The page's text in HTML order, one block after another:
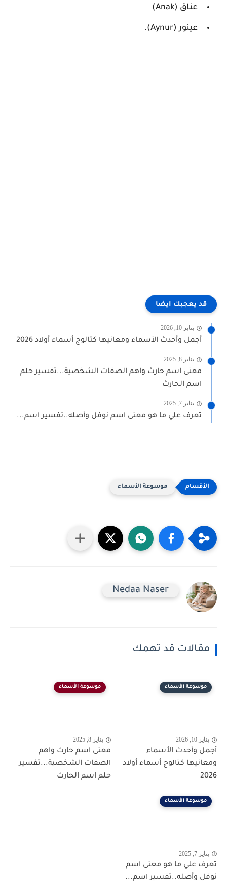
عناق (Anak)
عينور (Aynur).
قد يعجبك ايضا
يناير 10, 2026
أجمل وأحدث الأسماء ومعانيها كتالوج أسماء أولاد 2026
يناير 8, 2025
معنى اسم حارث واهم الصفات الشخصية...تفسير حلم
اسم الحارث
يناير 7, 2025
تعرف علي ما هو معنى اسم نوفل وأصله..تفسير اسم...
موسوعة الأسماء
Nedaa Naser
مقالات قد تهمك
موسوعة الأسماء
يناير 10, 2026
أجمل وأحدث الأسماء
ومعانيها كتالوج أسماء أولاد
2026
موسوعة الأسماء
يناير 8, 2025
معنى اسم حارث واهم
الصفات الشخصية...تفسير
حلم اسم الحارث
موسوعة الأسماء
يناير 7, 2025
تعرف علي ما هو معنى اسم
نوفل وأصله..تفسير اسم...